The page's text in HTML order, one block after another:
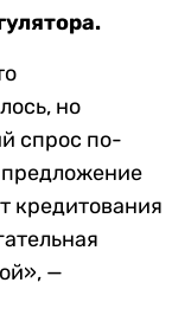
но
спрос по-
кредитования
—